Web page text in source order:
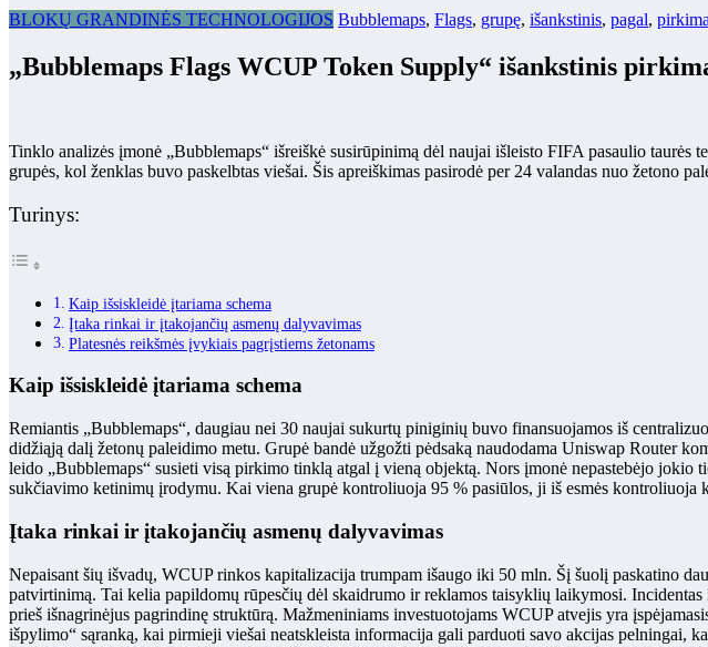
BLOKŲ GRANDINĖS TECHNOLOGIJOS Bubblemaps, Flags, grupę, išankstinis, pagal,
„Bubblemaps Flags WCUP Token Supply“ išankstinis
Tinklo analizės įmonė „Bubblemaps“ išreiškė susirūpinimą dėl naujai išleisto FIFA pasaulio
grupės, kol ženklas buvo paskelbtas viešai. Šis apreiškimas pasirodė per 24 valandas nuo žetono
Turinys:
Kaip išsiskleidė įtariama schema
Įtaka rinkai ir įtakojančių asmenų dalyvavimas
Platesnės reikšmės įvykiais pagrįstiems žetonams
Kaip išsiskleidė įtariama schema
Remiantis „Bubblemaps“, daugiau nei 30 naujai sukurtų piniginių buvo finansuojamos iš
didžiąją dalį žetonų paleidimo metu. Grupė bandė užgožti pėdsaką naudodama Uniswap Router
leido „Bubblemaps“ susieti visą pirkimo tinklą atgal į vieną objektą. Nors įmonė nepastebėjo
sukčiavimo ketinimų įrodymu. Kai viena grupė kontroliuoja 95 % pasiūlos, ji iš esmės kontroliuoja
Įtaka rinkai ir įtakojančių asmenų dalyvavimas
Nepaisant šių išvadų, WCUP rinkos kapitalizacija trumpam išaugo iki 50 mln. Šį šuolį paskatino
patvirtinimą. Tai kelia papildomų rūpesčių dėl skaidrumo ir reklamos taisyklių laikymosi.
prieš išnagrinėjus pagrindinę struktūrą. Mažmeniniams investuotojams WCUP atvejis yra
išpylimo“ sąranką, kai pirmieji viešai neatskleista informacija gali parduoti savo akcijas